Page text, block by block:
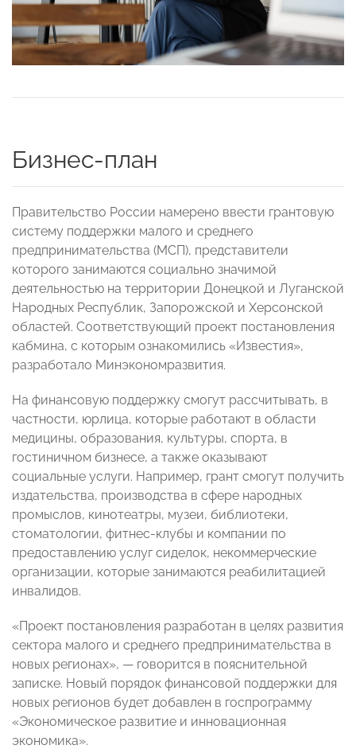
Бизнес-план
Правительство России намерено ввести грантовую
систему поддержки малого и среднего
предпринимательства (МСП), представители
которого занимаются социально значимой
деятельностью на территории Донецкой и Луганской
Народных Республик, Запорожской и Херсонской
областей. Соответствующий проект постановления
кабмина, с которым ознакомились «Известия»,
разработало Минэкономразвития.
На финансовую поддержку смогут рассчитывать, в
частности, юрлица, которые работают в области
медицины, образования, культуры, спорта, в
гостиничном бизнесе, а также оказывают
социальные услуги. Например, грант смогут получить
издательства, производства в сфере народных
промыслов, кинотеатры, музеи, библиотеки,
стоматологии, фитнес-клубы и компании по
предоставлению услуг сиделок, некоммерческие
организации, которые занимаются реабилитацией
инвалидов.
«Проект постановления разработан в целях развития
сектора малого и среднего предпринимательства в
новых регионах», — говорится в пояснительной
записке. Новый порядок финансовой поддержки для
новых регионов будет добавлен в госпрограмму
«Экономическое развитие и инновационная
экономика».